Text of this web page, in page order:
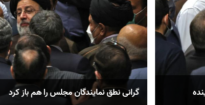
گرانی نطق نمایندگان مجلس را هم باز کرد